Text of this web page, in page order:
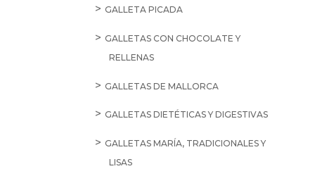
GALLETA PICADA
GALLETAS CON CHOCOLATE Y
RELLENAS
GALLETAS DE MALLORCA
GALLETAS DIETÉTICAS Y DIGESTIVAS
GALLETAS MARÍA, TRADICIONALES Y
LISAS